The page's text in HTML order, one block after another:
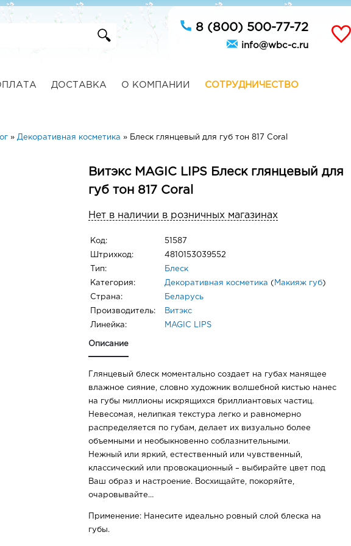
8 (800) 500-77-72
info@wbc-c.ru
ДОСТАВКА О КОМПАНИИ СОТРУДНИЧЕСТВО
» Декоративная косметика » Блеск глянцевый для губ тон 817 Coral
Витэкс MAGIC LIPS Блеск глянцевый для
губ тон 817 Coral
Нет в наличии в розничных магазинах
Код: 51587
Штрихкод: 4810153039552
Тип: Блеск
Категория: Декоративная косметика ( Макияж губ)
Страна: Беларусь
Производитель: Витэкс
Линейка: MAGIC LIPS
Описание
Глянцевый блеск моментально создает на губах манящее
влажное сияние, словно художник волшебной кистью нанес
на губы миллионы искрящихся бриллиантовых частиц.
Невесомая, нелипкая текстура легко и равномерно
распределяется по губам, делает их визуально более
объемными и необыкновенно соблазнительными.
Нежный или яркий, естественный или чувственный,
классический или провокационный – выбирайте цвет под
Ваш образ и настроение. Восхищайте, покоряйте,
очаровывайте…
Применение: Нанесите идеально ровный слой блеска на
губы.